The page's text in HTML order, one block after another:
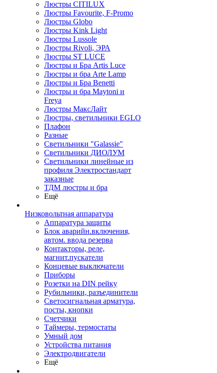
Люстры CITILUX
Люстры Favourite, F-Promo
Люстры Globo
Люстры Kink Light
Люстры Lussole
Люстры Rivoli, ЭРА
Люстры ST LUCE
Люстры и Бра Artis Luce
Люстры и бра Arte Lamp
Люстры и Бра Benetti
Люстры и бра Maytoni и
Freya
Люстры МаксЛайт
Люстры, светильники EGLO
Плафон
Разные
Светильники "Galassie"
Светильники ДИОЛУМ
Светильники линейные из
профиля Электростандарт
заказные
ТДМ люстры и бра
Ещё
Низковольтная аппаратура
Аппаратура защиты
Блок аварийн.включения,
автом. ввода резерва
Контакторы, реле,
магнит.пускатели
Концевые выключатели
Приборы
Розетки на DIN рейку
Рубильники, разъединители
Светосигнальная арматура,
посты, кнопки
Счетчики
Таймеры, термостаты
Умный дом
Устройства питания
Электродвигатели
Ещё